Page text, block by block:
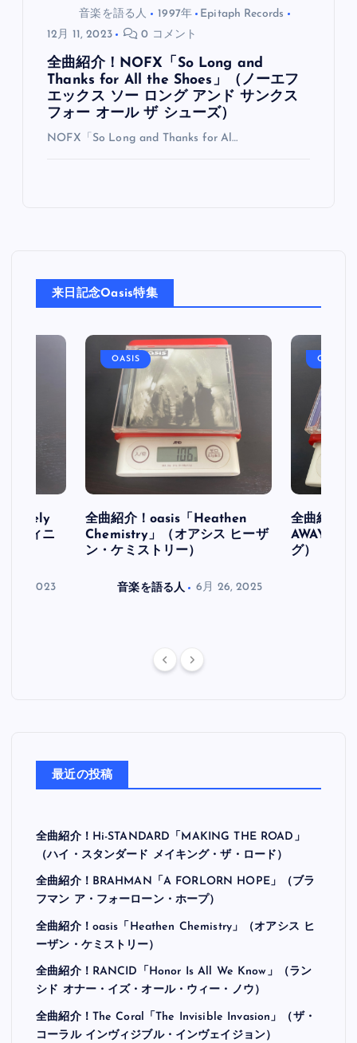
音楽を語る人 1997年
Epitaph Records
12月 11, 2023
0 コメント
全曲紹介！NOFX「So Long and
Thanks for All the Shoes」（ノーエフ
エックス ソー ロング アンド サンクス
フォー オール ザ シューズ）
NOFX「So Long and Thanks for Al…
来日記念Oasis特集
フィニ
30, 2023
OASIS
全曲紹介！oasis「Heathen
Chemistry」（オアシス ヒーザ
ン・ケミストリー）
音楽を語る人 6月 26, 2025
OASIS
全曲紹介
AWAY」
グ）
最近の投稿
全曲紹介！Hi-STANDARD「MAKING THE ROAD」
（ハイ・スタンダード メイキング・ザ・ロード）
全曲紹介！BRAHMAN「A FORLORN HOPE」（ブラ
フマン ア・フォーローン・ホープ）
全曲紹介！oasis「Heathen Chemistry」（オアシス ヒ
ーザン・ケミストリー）
全曲紹介！RANCID「Honor Is All We Know」（ラン
シド オナー・イズ・オール・ウィー・ノウ）
全曲紹介！The Coral「The Invisible Invasion」（ザ・
コーラル インヴィジブル・インヴェイジョン）